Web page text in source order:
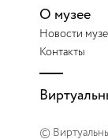
О музее
Новости
Контакты
©